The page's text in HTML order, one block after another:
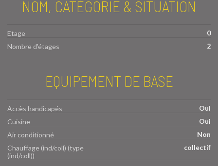
NOM, CATÉGORIE & SITUATION
Etage
0
Nombre d'étages
2
EQUIPEMENT DE BASE
Accès handicapés
Oui
Cuisine
Oui
Air conditionné
Non
Chauffage (ind/coll) (type
(ind/coll))
collectif